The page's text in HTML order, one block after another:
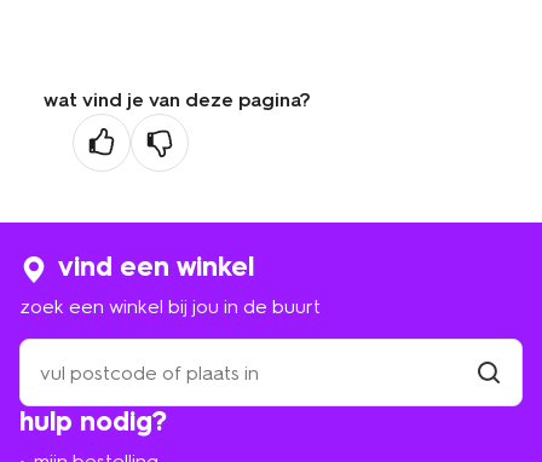
wat vind je van deze pagina?
hulp nodig?
vind een winkel
zoek een winkel bij jou in de buurt
zoek
een
winkel
bij